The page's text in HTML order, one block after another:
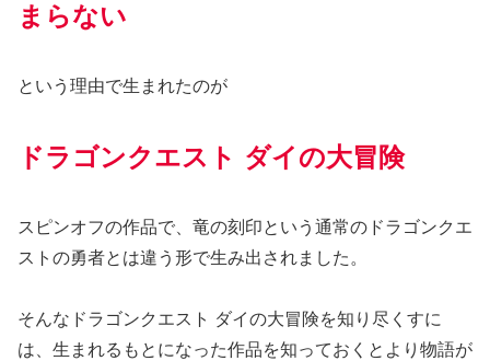
まらない
という理由で生まれたのが
ドラゴンクエスト ダイの大冒険
スピンオフの作品で、竜の刻印という通常のドラゴンクエ
ストの勇者とは違う形で生み出されました。
そんなドラゴンクエスト ダイの大冒険を知り尽くすに
は、生まれるもとになった作品を知っておくとより物語が